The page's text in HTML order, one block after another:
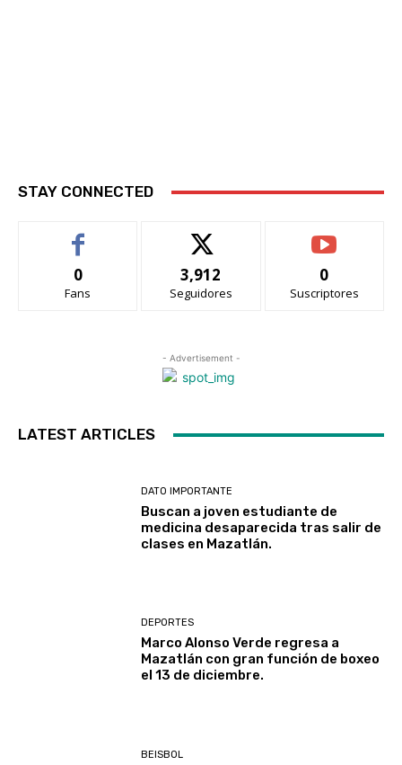
STAY CONNECTED
0
Fans
3,912
Seguidores
0
Suscriptores
- Advertisement -
LATEST ARTICLES
DATO IMPORTANTE
Buscan a joven estudiante de
medicina desaparecida tras salir de
clases en Mazatlán.
DEPORTES
Marco Alonso Verde regresa a
Mazatlán con gran función de boxeo
el 13 de diciembre.
BEISBOL